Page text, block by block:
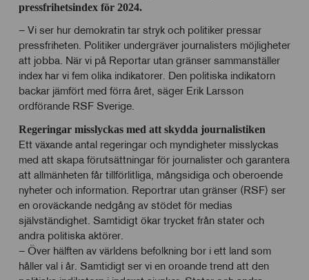
pressfrihetsindex för 2024.
– Vi ser hur demokratin tar stryk och politiker pressar
pressfriheten. Politiker undergräver journalisters möjligheter
att jobba. När vi på Reportar utan gränser sammanställer
index har vi fem olika indikatorer. Den politiska indikatorn
backar jämfört med förra året, säger Erik Larsson
ordförande RSF Sverige.
Regeringar misslyckas med att skydda journalistiken
Ett växande antal regeringar och myndigheter misslyckas
med att skapa förutsättningar för journalister och garantera
att allmänheten får tillförlitliga, mångsidiga och oberoende
nyheter och information. Reportrar utan gränser (RSF) ser
en oroväckande nedgång av stödet för medias
självständighet. Samtidigt ökar trycket från stater och
andra politiska aktörer.
– Över hälften av världens befolkning bor i ett land som
håller val i år. Samtidigt ser vi en oroande trend att den